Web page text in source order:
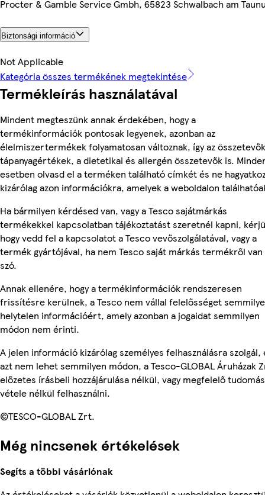
Procter & Gamble Service Gmbh, 65823 Schwalbach am
Biztonsági információ
Not Applicable
Kategória összes termékének megtekintése
Termékleírás használatával
Mindent megteszünk annak érdekében, hogy a
termékinformációk pontosak legyenek, azonban az
élelmiszertermékek folyamatosan változnak, így az
tápanyagértékek, a dietetikai és allergén összetevők is.
esetben olvasd el a terméken található címkét és ne
kizárólag azon információkra, amelyek a weboldalon
Ha bármilyen kérdésed van, vagy a Tesco sajátmárkás
termékekkel kapcsolatban tájékoztatást szeretnél kapni,
hogy vedd fel a kapcsolatot a Tesco vevőszolgálatával, vagy a
termék gyártójával, ha nem Tesco saját márkás termékről van
szó.
Annak ellenére, hogy a termékinformációk rendszeresen
frissítésre kerülnek, a Tesco nem vállal felelősséget
helytelen információért, amely azonban a jogaidat semmilyen
módon nem érinti.
A jelen információ kizárólag személyes felhasználásra szolgál,
azt nem lehet semmilyen módon, a Tesco-GLOBAL Áruházak
előzetes írásbeli hozzájárulása nélkül, vagy megfelelő
vétele nélkül felhasználni.
©TESCO-GLOBAL Zrt.
Még nincsenek értékelések
Segíts a többi vásárlónak